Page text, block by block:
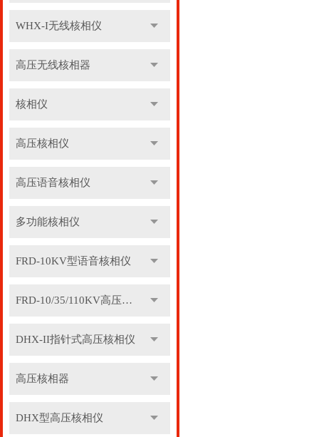
WHX-I无线核相仪
高压无线核相器
核相仪
高压核相仪
高压语音核相仪
多功能核相仪
FRD-10KV型语音核相仪
FRD-10/35/110KV高压语音核相器
DHX-II指针式高压核相仪
高压核相器
DHX型高压核相仪